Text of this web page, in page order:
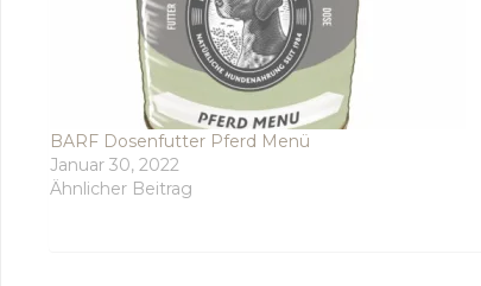
BARF Dosenfutter Pferd Menü
Januar 30, 2022
Ähnlicher Beitrag